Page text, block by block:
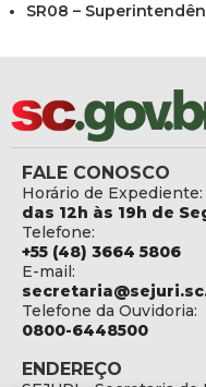
SR08 –
FALE CONOSCO
Horário de Expediente:
das 12h às 19h de
Telefone:
+55 (48) 3664 5806
E-mail:
Telefone da Ouvidoria:
0800-6448500
ENDEREÇO